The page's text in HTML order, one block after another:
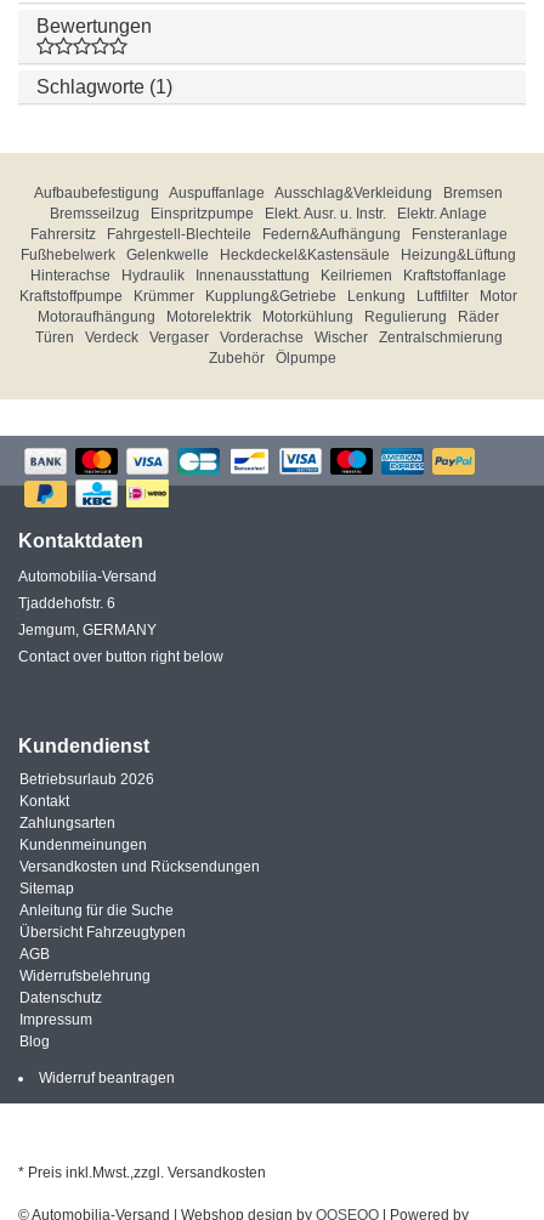
Bewertungen
Schlagworte (1)
Aufbaubefestigung Auspuffanlage Ausschlag&Verkleidung
Bremsen
Bremsseilzug
Einspritzpumpe Elekt. Ausr. u. Instr.
Elektr. Anlage
Fahrersitz
Fahrgestell-Blechteile Federn&Aufhängung
Fensteranlage
Fußhebelwerk
Gelenkwelle Heckdeckel&Kastensäule
Heizung&Lüftung
Hinterachse
Hydraulik Innenausstattung Keilriemen
Kraftstoffanlage
Kraftstoffpumpe
Krümmer Kupplung&Getriebe Lenkung Luftfilter
Motor
Motoraufhängung
Motorelektrik Motorkühlung Regulierung
Räder
Türen
Verdeck Vergaser Vorderachse Wischer
Zentralschmierung
Zubehör
Ölpumpe
Kontaktdaten
Automobilia-Versand
Tjaddehofstr. 6
Jemgum, GERMANY
Contact over button right below
Kundendienst
Betriebsurlaub 2026
Kontakt
Zahlungsarten
Kundenmeinungen
Versandkosten und Rücksendungen
Sitemap
Anleitung für die Suche
Übersicht Fahrzeugtypen
AGB
Widerrufsbelehrung
Datenschutz
Impressum
Blog
Widerruf beantragen
* Preis inkl.Mwst.,zzgl. Versandkosten
© Automobilia-Versand | Webshop design by OOSEOO | Powered by